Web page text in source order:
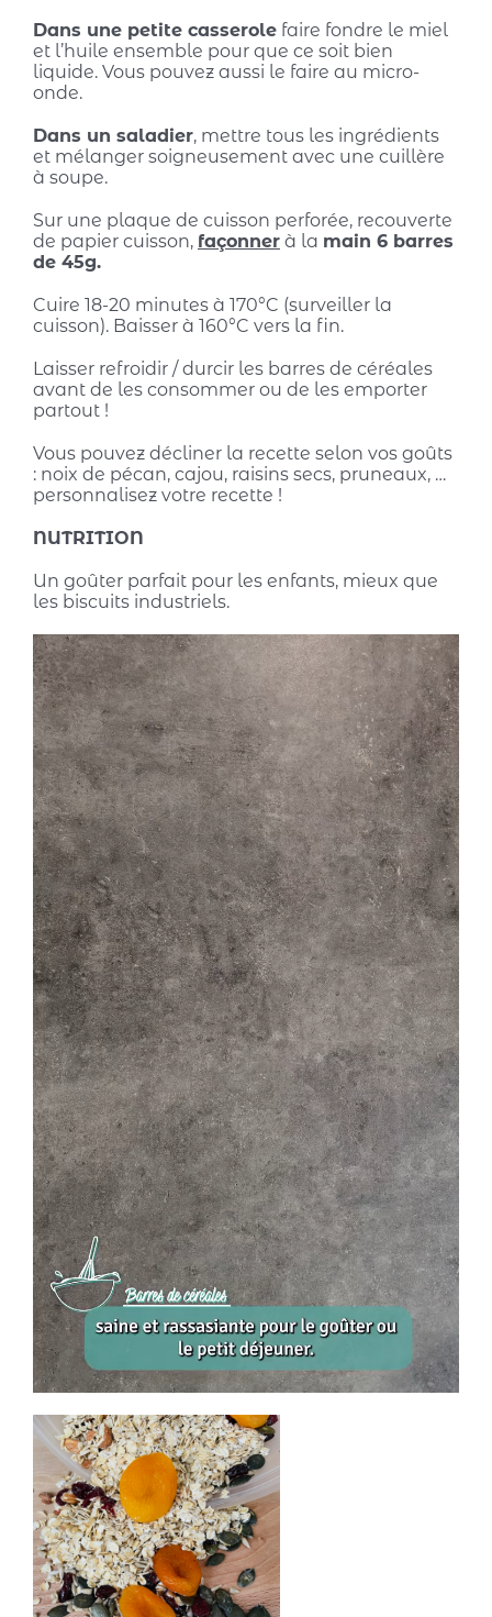
Dans une petite casserolefaire fondre le miel
et l’huile ensemble pour que ce soit bien
liquide. Vous pouvez aussi le faire au micro-
onde.
Dans un saladier, mettre tous les ingrédients
et mélanger soigneusement avec une cuillère
à soupe.
Sur une plaque de cuisson perforée, recouverte
de papier cuisson, façonnerà la main 6 barres
de 45g.
Cuire 18-20 minutes à 170°C (surveiller la
cuisson). Baisser à 160°C vers la fin.
Laisser refroidir / durcir les barres de céréales
avant de les consommer ou de les emporter
partout !
Vous pouvez décliner la recette selon vos goûts
: noix de pécan, cajou, raisins secs, pruneaux, …
personnalisez votre recette !
NUTRITION
Un goûter parfait pour les enfants, mieux que
les biscuits industriels.